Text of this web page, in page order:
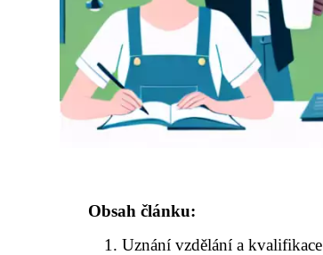
Obsah článku:
Uznání vzdělání a kvalifikace